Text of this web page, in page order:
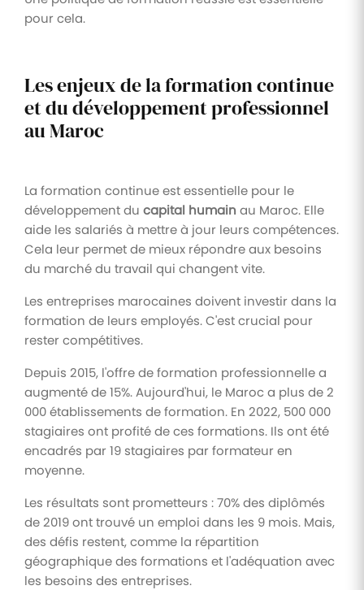
pour cela.
Les enjeux de la formation continue
et du développement professionnel
au Maroc
La formation continue est essentielle pour le
développement du capital humain au Maroc. Elle
aide les salariés à mettre à jour leurs compétences.
Cela leur permet de mieux répondre aux besoins
du marché du travail qui changent vite.
Les entreprises marocaines doivent investir dans la
formation de leurs employés. C'est crucial pour
rester compétitives.
Depuis 2015, l'offre de formation professionnelle a
augmenté de 15%. Aujourd'hui, le Maroc a plus de 2
000 établissements de formation. En 2022, 500 000
stagiaires ont profité de ces formations. Ils ont été
encadrés par 19 stagiaires par formateur en
moyenne.
Les résultats sont prometteurs : 70% des diplômés
de 2019 ont trouvé un emploi dans les 9 mois. Mais,
des défis restent, comme la répartition
géographique des formations et l'adéquation avec
les besoins des entreprises.